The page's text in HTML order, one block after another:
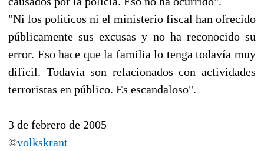
"Ni los políticos ni el ministerio fiscal han ofrecido
públicamente sus excusas y no ha reconocido su
error. Eso hace que la familia lo tenga todavía muy
difícil. Todavía son relacionados con actividades
terroristas en público. Es escandaloso".
3 de febrero de 2005
©volkskrant